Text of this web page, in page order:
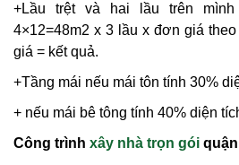
+Lầu trệt và hai lầu trên
4×12=48m2 x 3 lầu x đơn giá
giá = kết quả.
+Tầng mái nếu mái tôn tính 30%
+ nếu mái bê tông tính 40% diện
Công trình xây nhà trọn gói